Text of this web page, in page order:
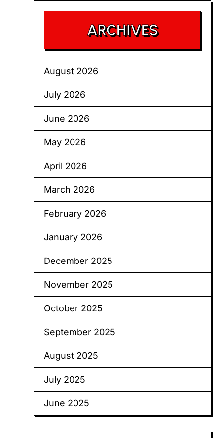
ARCHIVES
August 2026
July 2026
June 2026
May 2026
April 2026
March 2026
February 2026
January 2026
December 2025
November 2025
October 2025
September 2025
August 2025
July 2025
June 2025